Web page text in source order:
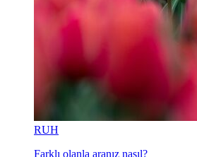
RUH
Farklı olanla aranız nasıl?